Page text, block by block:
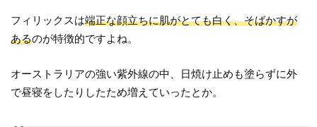
フィリックスは端正な顔立ちに肌がとても白く、そばかすが
あるのが特徴的ですよね。
オーストラリアの強い紫外線の中、日焼け止めも塗らずに外
で昼寝をしたりしたため増えていったとか。